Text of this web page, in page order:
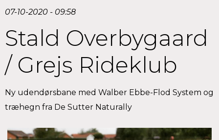
07-10-2020 - 09:58
Stald Overbygaard
/ Grejs Rideklub
Ny udendørsbane med Walber Ebbe-Flod System og
træhegn fra De Sutter Naturally